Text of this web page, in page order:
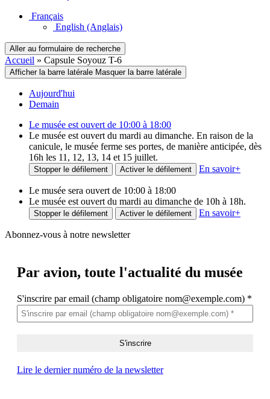
Français
English (Anglais)
Aller au formulaire de recherche
Accueil » Capsule Soyouz T-6
Afficher la barre latérale Masquer la barre latérale
Aujourd'hui
Demain
Le musée est ouvert de 10:00 à 18:00
Le musée est ouvert du mardi au dimanche. En raison de la
canicule, le musée ferme ses portes, de manière anticipée, dès
16h les 11, 12, 13, 14 et 15 juillet.
Stopper le défilement Activer le défilement En savoir+
Le musée sera ouvert de 10:00 à 18:00
Le musée est ouvert du mardi au dimanche de 10h à 18h.
Stopper le défilement Activer le défilement En savoir+
Abonnez-vous à notre newsletter
Par avion, toute l'actualité du musée
S'inscrire par email (champ obligatoire nom@exemple.com) *
Lire le dernier numéro de la newsletter